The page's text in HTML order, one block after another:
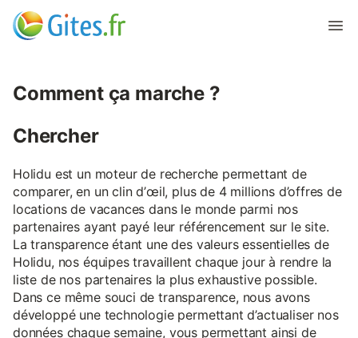
Comment ça marche ?
Chercher
Holidu est un moteur de recherche permettant de
comparer, en un clin d’œil, plus de 4 millions d’offres de
locations de vacances dans le monde parmi nos
partenaires ayant payé leur référencement sur le site.
La transparence étant une des valeurs essentielles de
Holidu, nos équipes travaillent chaque jour à rendre la
liste de nos partenaires la plus exhaustive possible.
Dans ce même souci de transparence, nous avons
développé une technologie permettant d’actualiser nos
données chaque semaine, vous permettant ainsi de